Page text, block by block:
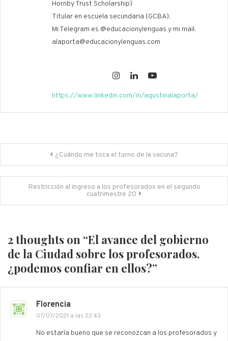
Hornby Trust Scholarship)
Titular en escuela secundaria (GCBA).
Mi Telegram es @educacionylenguas y mi mail:
alaporta@educacionylenguas.com
https://www.linkedin.com/in/agustinalaporta/
Navegación
de
entradas
¿Cuándo me toca el turno de la vacuna?
Restricción al ingreso a los profesorados en el segundo
cuatrimestre 20
2 thoughts on “El avance del gobierno
de la Ciudad sobre los profesorados.
¿podemos confiar en ellos?”
Florencia
07/07/2021 a las 22:43
No estaría bueno que se reconozcan a los profesorados y